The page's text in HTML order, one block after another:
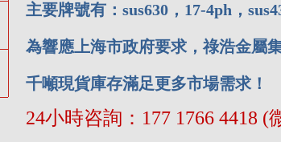
主要牌號有：sus630，17-4ph，
為響應上海市政府要求，祿浩金屬
千噸現貨庫存滿足更多市場需求！
24小時咨詢：177 1766 4418 (